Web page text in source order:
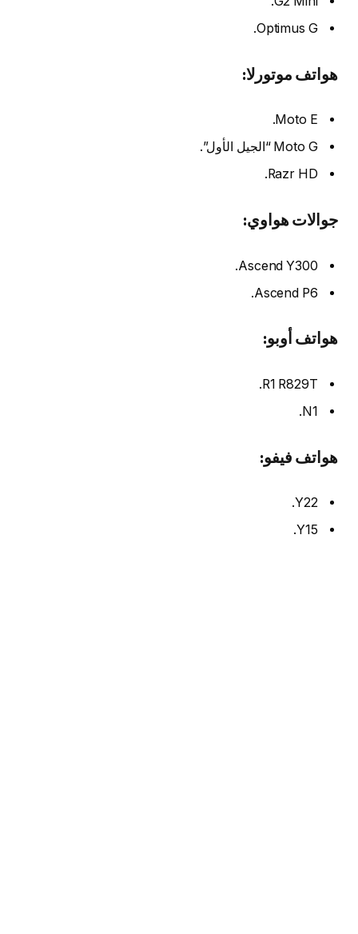
Optimus G.
هواتف موتورلا:
Moto E.
Moto G “الجيل الأول”.
Razr HD.
جوالاتهواوي:
Ascend Y300.
Ascend P6.
هواتف أوبو:
R1 R829T.
N1.
هواتف فيفو:
Y22.
Y15.